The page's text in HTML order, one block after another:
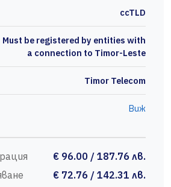
ccTLD
Must be registered by entities with
a connection to Timor-Leste
Timor Telecom
Виж
€ 96.00 / 187.76 лв.
€ 72.76 / 142.31 лв.